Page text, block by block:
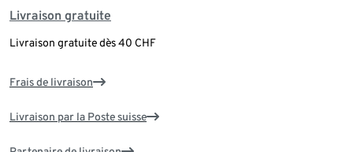
Livraison gratuite
Livraison gratuite dès 40 CHF
Frais de livraison
Livraison par la Poste suisse